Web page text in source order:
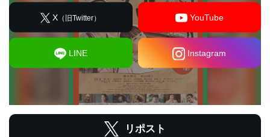
X （旧Twitter） YouTube
LINE Instagram
リポスト